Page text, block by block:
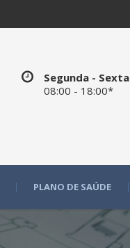
Segunda - Sexta
08:00 - 18:00*
PLANO DE SAÚDE